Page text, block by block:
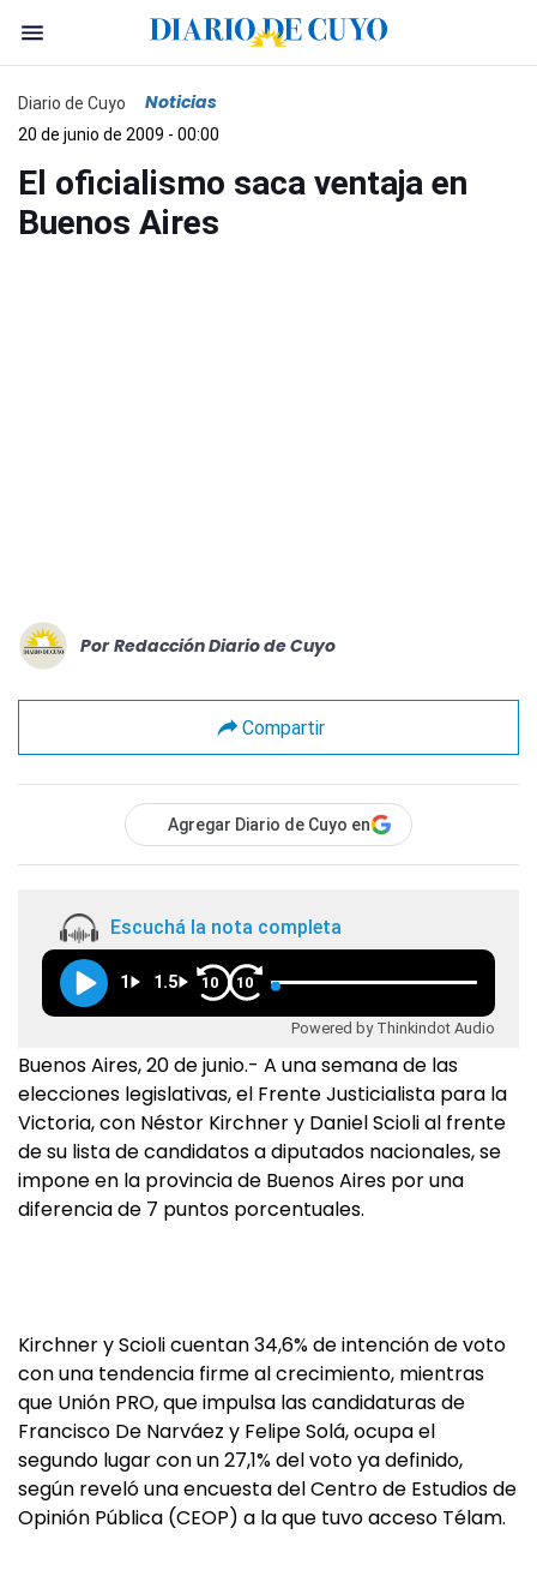
Diario de Cuyo Noticias
20 de junio de 2009 - 00:00
El oficialismo saca ventaja en
Buenos Aires
Por Redacción Diario de Cuyo
Compartir
Agregar Diario de Cuyo en
Escuchá la nota completa
1 1.5 10 10
Powered by Thinkindot Audio
Buenos Aires, 20 de junio.- A una semana de las
elecciones legislativas, el Frente Justicialista para la
Victoria, con Néstor Kirchner y Daniel Scioli al frente
de su lista de candidatos a diputados nacionales, se
impone en la provincia de Buenos Aires por una
diferencia de 7 puntos porcentuales.
Kirchner y Scioli cuentan 34,6% de intención de voto
con una tendencia firme al crecimiento, mientras
que Unión PRO, que impulsa las candidaturas de
Francisco De Narváez y Felipe Solá, ocupa el
segundo lugar con un 27,1% del voto ya definido,
según reveló una encuesta del Centro de Estudios de
Opinión Pública (CEOP) a la que tuvo acceso Télam.